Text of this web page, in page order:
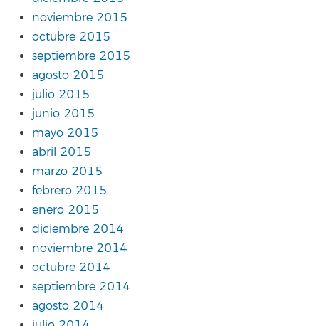
noviembre 2015
octubre 2015
septiembre 2015
agosto 2015
julio 2015
junio 2015
mayo 2015
abril 2015
marzo 2015
febrero 2015
enero 2015
diciembre 2014
noviembre 2014
octubre 2014
septiembre 2014
agosto 2014